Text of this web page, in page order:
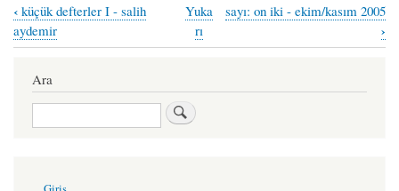
Book
traversal
links
for
kuzey
‹ küçük defterler I - salih
aydemir
Yuka
rı
sayı: on iki - ekim/kasım 2005
›
Ara
Ara